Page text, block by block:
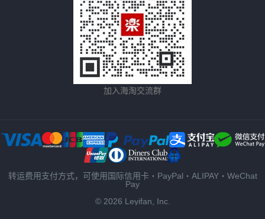
加入海淘交流群
转运费用支付方式，可使用国际信用卡・PayPal・ALIPAY・WeChat
Pay
© 2026 Leyifan, Inc.